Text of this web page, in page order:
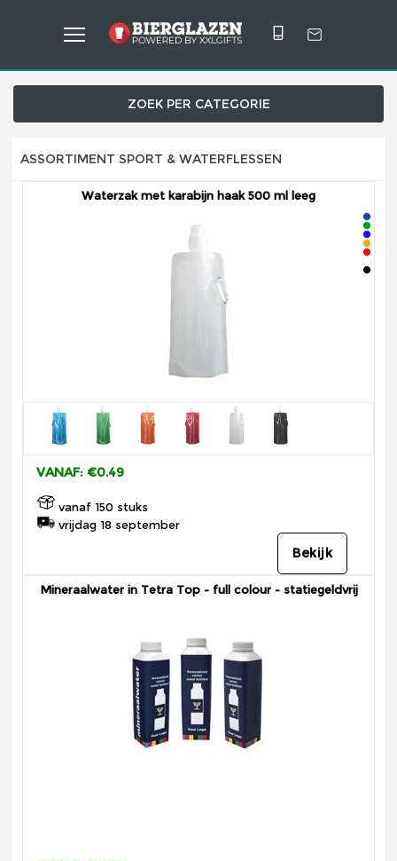
ZOEK PER CATEGORIE
ASSORTIMENT SPORT & WATERFLESSEN
Waterzak met karabijn haak 500 ml leeg
VANAF: €0.49
vanaf 150 stuks
vrijdag 18 september
Bekijk
Mineraalwater in Tetra Top - full colour - statiegeldvrij